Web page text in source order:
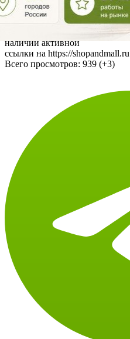
Источник: Авторский
Использование материалов
ссылки на https://shopandmall.ru
Всего просмотров:939 (+3)